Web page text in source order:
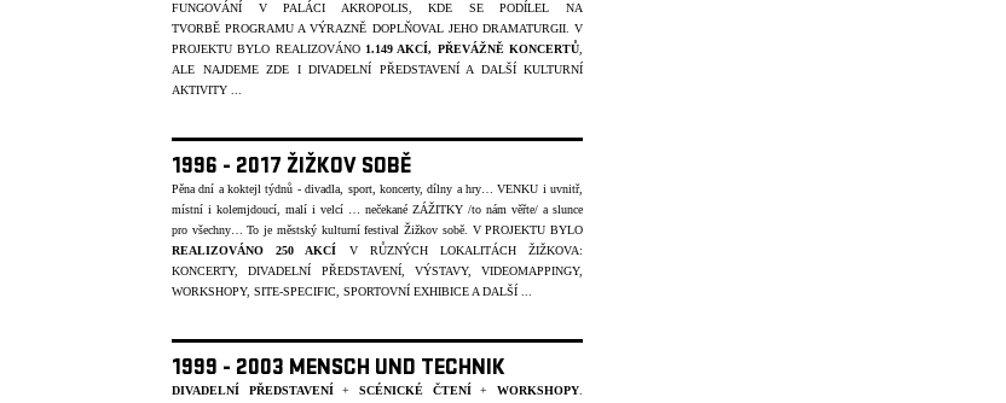
FUNGOVÁNÍ V PALÁCI AKROPOLIS, KDE SE PODÍLEL NA
TVORBĚPROGRAMU A VÝRAZNĚ DOPLŇOVAL JEHO DRAMATURGII. V
PROJEKTU BYLO REALIZOVÁNO 1.149 AKCÍ, PŘEVÁŽNĚ KONCERTŮ
ALE NAJDEME ZDE I DIVADELNÍ PŘEDSTAVENÍ A DALŠÍ KULTURNÍ
AKTIVITY ...
1996 - 2017 ŽIŽKOV SOBĚ
Pěna dní a koktejl týdnů - divadla, sport, koncerty, dílny a hry… VENKU i uvnitř,
místní i kolemjdoucí, malí i velcí … nečekané ZÁŽITKY /to nám věřte/ a slunce
pro všechny… To je městský kulturní festival Žižkov sobě. V PROJEKTU BYLO
REALIZOVÁNO 250 AKCÍ V RŮZNÝCH LOKALITÁCH ŽIŽKOVA:
KONCERTY, DIVADELNÍ PŘEDSTAVENÍ, VÝSTAVY, VIDEOMAPPINGY,
WORKSHOPY, SITE-SPECIFIC, SPORTOVNÍ EXHIBICE A DALŠÍ ...
1999 - 2003 MENSCH UND TECHNIK
DIVADELNÍ PŘEDSTAVENÍ+SCÉNICKÉ ČTENÍ+WORKSHOPY